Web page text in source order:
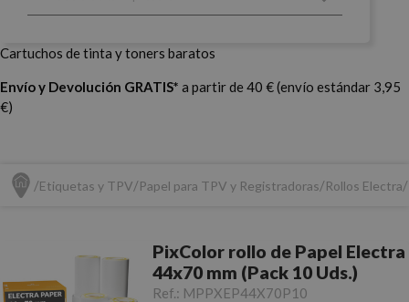
Cartuchos de tinta y toners baratos
Envío y Devolución GRATIS* a partir de 40 € (envío estándar 3,95
€)
Etiquetas y TPV Papel para TPV y Registradoras Rollos Electra
PixColor rollo de Papel Electra
44x70 mm (Pack 10 Uds.)
Ref.: MPPXEP44X70P10